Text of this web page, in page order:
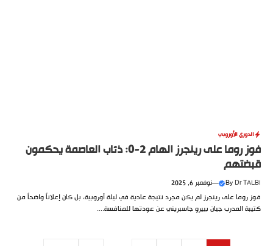
الدوري الأوروبي
فوز روما على رينجرز الهام 2-0: ذئاب العاصمة يحكمون
قبضتهم
By Dr TALBI
—نوفمبر 6, 2025
فوز روما على رينجرز لم يكن مجرد نتيجة عادية في ليلة أوروبية، بل كان إعلاناً واضحاً من
كتيبة المدرب جيان بييرو جاسبريني عن عودتها للمنافسة....